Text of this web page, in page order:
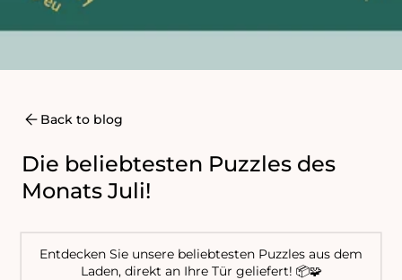
Back to blog
Die beliebtesten Puzzles des
Monats Juli!
Entdecken Sie unsere beliebtesten Puzzles aus dem
Laden, direkt an Ihre Tür geliefert! 📦🧩